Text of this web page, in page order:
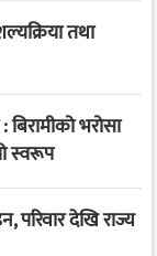
तथा
भरोसा
स्वरूप
परिवार देखि राज्य